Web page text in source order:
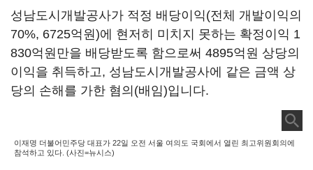
성남도시개발공사가 적정 배당이익(전체 개발이익의
70%, 6725억원)에 현저히 미치지 못하는 확정이익 1
830억원만을 배당받도록 함으로써 4895억원 상당의
이익을 취득하고, 성남도시개발공사에 같은 금액 상
당의 손해를 가한 혐의(배임)입니다.
이재명 더불어민주당 대표가 22일 오전 서울 여의도 국회에서 열린 최고위원회의에
참석하고 있다. (사진=뉴시스)